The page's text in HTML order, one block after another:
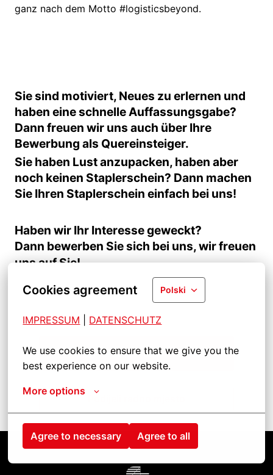
Cookies agreement Polski
IMPRESSUM DATENSCHUTZ
We use cookies to ensure that we give you the
best experience on our website.
More options
Agree to necessary Agree to all
ganz nach dem Motto #logisticsbeyond.
Sie sind motiviert, Neues zu erlernen und
haben eine schnelle Auffassungsgabe?
Dann freuen wir uns auch über Ihre
Bewerbung als Quereinsteiger.
Sie haben Lust anzupacken, haben aber
noch keinen Staplerschein? Dann machen
Sie Ihren Staplerschein einfach bei uns!
Haben wir Ihr Interesse geweckt?
Dann bewerben Sie sich bei uns, wir freuen
uns auf Sie!
Prijavite se na radno mjesto